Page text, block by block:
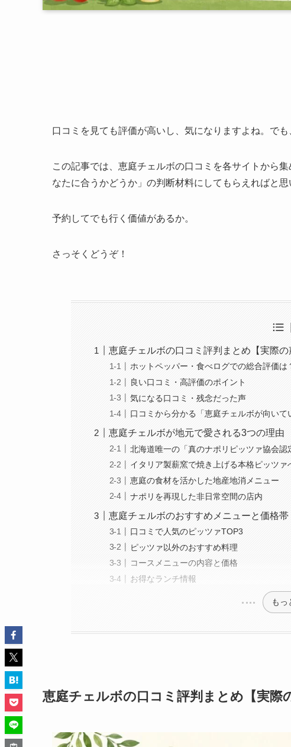
口コミを見ても評価が高いし、気になりますよね。で
この記事では、恵庭チェルボの口コミを各サイトから
なたに合うかどうか」の判断材料にしてもらえればと思
予約してでも行く価値があるか。
さっそくどうぞ！
恵庭チェルボの口コミ評判まとめ【実際の
ホットペッパー・食べログでの総合評価は
良い口コミ・高評価のポイント
気になる口コミ・残念だった声
口コミから分かる「恵庭チェルボが向いて
恵庭チェルボが地元で愛される3つの理由
北海道唯一の「真のナポリピッツァ協会認
イタリア製薪窯で焼き上げる本格ピッツァ
恵庭の食材を活かした地産地消メニュー
ナポリを再現した非日常空間の店内
恵庭チェルボのおすすめメニューと価格帯
口コミで人気のピッツァTOP3
ピッツァ以外のおすすめ料理
コースメニューの内容と価格
お得なランチ情報
もっ
恵庭チェルボの口コミ評判まとめ【実際